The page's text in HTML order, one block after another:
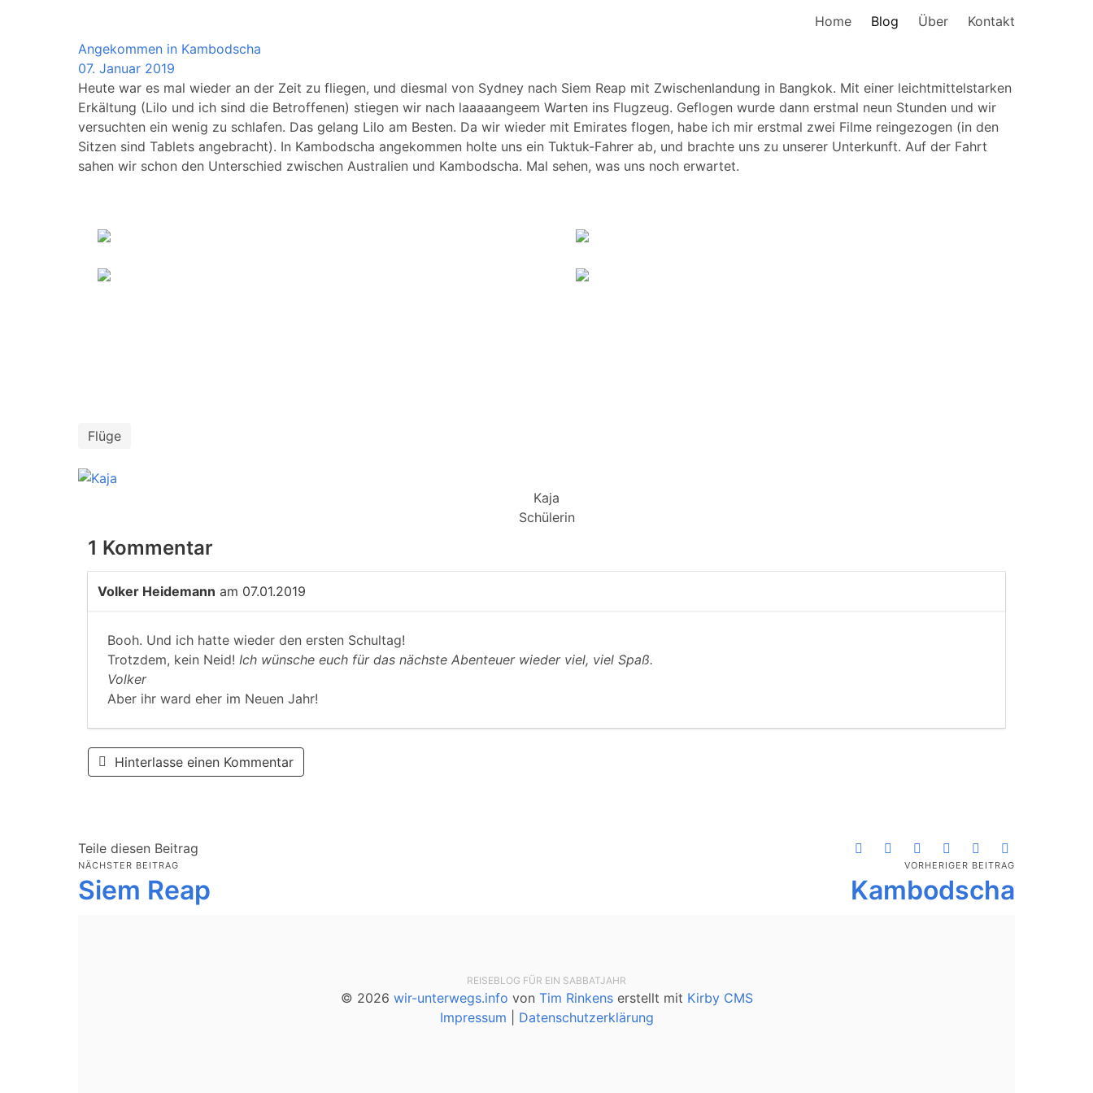
Home Blog Über Kontakt
Angekommen in Kambodscha
07. Januar 2019
Heute war es mal wieder an der Zeit zu fliegen, und diesmal von Sydney nach Siem Reap mit Zwischenlandung in Bangkok. Mit einer leichtmittelstarken
Erkältung (Lilo und ich sind die Betroffenen) stiegen wir nach laaaaangeem Warten ins Flugzeug. Geflogen wurde dann erstmal neun Stunden und wir
versuchten ein wenig zu schlafen. Das gelang Lilo am Besten. Da wir wieder mit Emirates flogen, habe ich mir erstmal zwei Filme reingezogen (in den
Sitzen sind Tablets angebracht). In Kambodscha angekommen holte uns ein Tuktuk-Fahrer ab, und brachte uns zu unserer Unterkunft. Auf der Fahrt
sahen wir schon den Unterschied zwischen Australien und Kambodscha. Mal sehen, was uns noch erwartet.
Flüge
Kaja
Schülerin
1 Kommentar
Volker Heidemann am 07.01.2019
Booh. Und ich hatte wieder den ersten Schultag!
Trotzdem, kein Neid! Ich wünsche euch für das nächste Abenteuer wieder viel, viel Spaß.
Volker
Aber ihr ward eher im Neuen Jahr!
Hinterlasse einen Kommentar
Teile diesen Beitrag
NÄCHSTER BEITRAG
Siem Reap
VORHERIGER BEITRAG
Kambodscha
REISEBLOG FÜR EIN SABBATJAHR
© 2026 wir-unterwegs.info von Tim Rinkenserstellt mit Kirby CMS
Impressum
Datenschutzerklärung